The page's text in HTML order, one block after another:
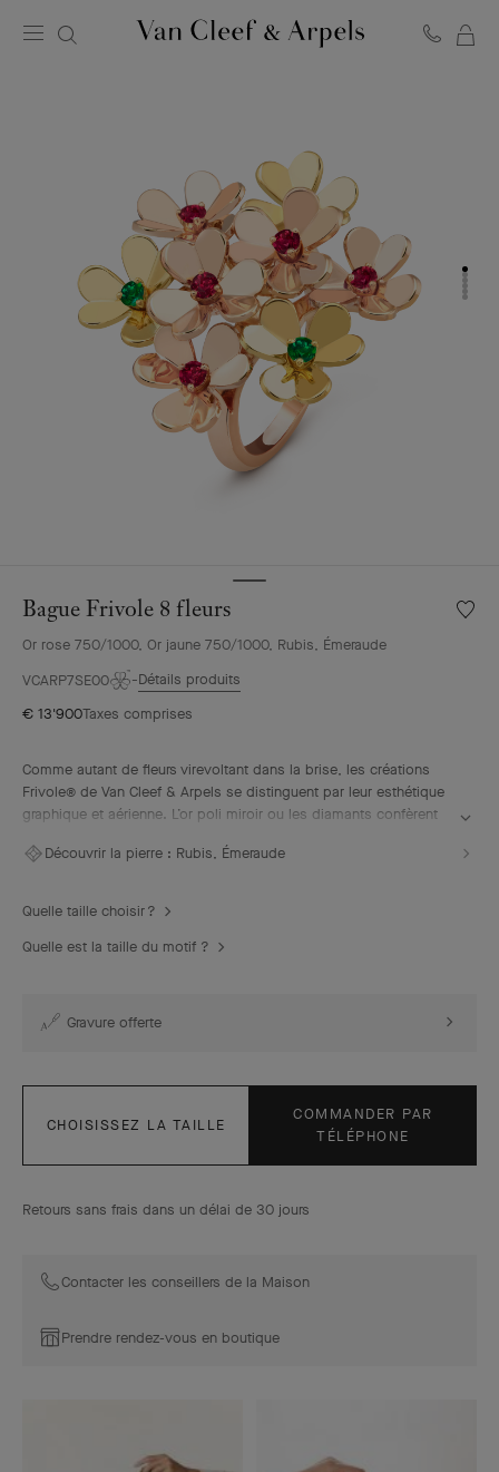
&
Arpels
Bague Frivole 8 fleurs
Or rose 750/1000, Or jaune 750/1000, Rubis, Émeraude
Liste
VCARP7SE00
Détails produits
€ 13'900Taxes comprises
Comme autant de fleurs virevoltant dans la brise, les créations
Frivole® de Van Cleef & Arpels se distinguent par leur esthétique
graphique et aérienne. L’or poli miroir ou les diamants confèrent
Découvrir la pierre : Rubis, Émeraude
Quelle taille choisir ?
Quelle est la taille du motif ?
Gravure offerte
CHOISISSEZ LA TAILLE
COMMANDER PAR
TÉLÉPHONE
Retours sans frais dans un délai de 30 jours
Contacter les conseillers de la Maison
Prendre rendez-vous en boutique